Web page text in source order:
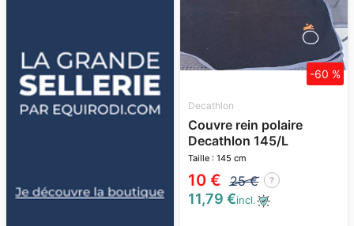
Decathlon
Couvre rein polaire
Decathlon 145/L
Taille : 145 cm
10 € 25 € ?
-60 %
11,79 €incl.